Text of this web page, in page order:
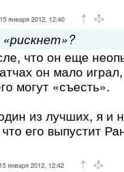
15 января 2012, 12:40
что он еще
он мало
могут «съесть».
из лучших, я и
его выпустит
15 января 2012, 12:42